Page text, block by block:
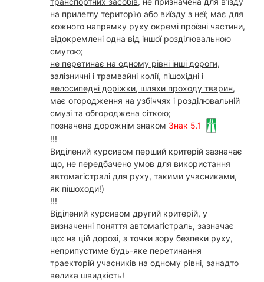
на прилеглу територію або виїзду з неї; має для
кожного напрямку руху окремі проїзні частини,
відокремлені одна від іншої розділювальною
смугою;
не перетинає на одному рівні інші дороги,
залізничні і трамвайні колії, пішохідні і
велосипедні доріжки, шляхи проходу тварин,
має огородження на узбіччях і розділювальній
смузі та обгороджена сіткою;
позначена дорожнім знаком Знак 5.1
!!!
Виділений курсивом перший критерій зазначає
що, не передбачено умов для використання
автомагістралі для руху, такими учасниками,
як пішоходи!)
!!!
Віділений курсивом другий критерій, у
визначенні поняття автомагістраль, зазначає
що: на цій дорозі, з точки зору безпеки руху,
неприпустиме будь-яке перетинання
траекторій учасників на одному рівні, занадто
велика швидкість!